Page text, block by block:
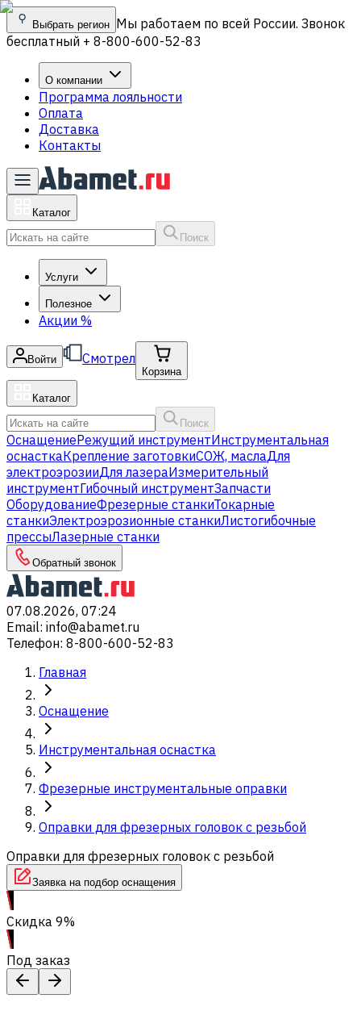
Выбрать регион Мы работаем по всей России. Звонок
бесплатный + 8-800-600-52-83
О компании
Программа лояльности
Оплата
Доставка
Контакты
Каталог
Поиск
Услуги
Полезное
Акции %
Войти Смотрел
Корзина
Каталог
Поиск
ОснащениеРежущий инструментИнструментальная
оснасткаКрепление заготовкиСОЖ, маслаДля
электроэрозииДля лазераИзмерительный
инструментГибочный инструментЗапчасти
ОборудованиеФрезерные станкиТокарные
станкиЭлектроэрозионные станкиЛистогибочные
прессыЛазерные станки
Обратный звонок
07.08.2026, 07:24
Email: info@abamet.ru
Телефон: 8-800-600-52-83
Главная
Оснащение
Инструментальная оснастка
Фрезерные инструментальные оправки
Оправки для фрезерных головок с резьбой
Оправки для фрезерных головок с резьбой
Заявка на подбор оснащения
Скидка 9%
Под заказ